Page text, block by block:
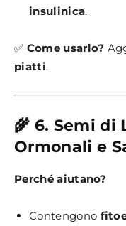
insulinica.
✅ Come usarlo?
piatti.
🌾 6. Semi di
Ormonali e
Perché aiutano?
Contengono